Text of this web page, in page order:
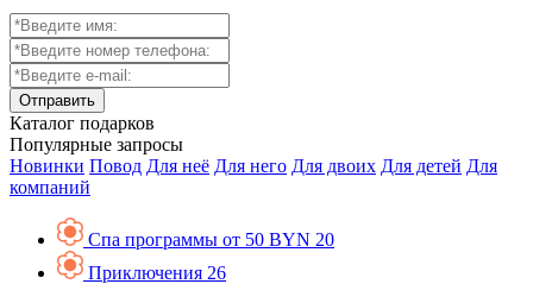
Каталог подарков
Популярные запросы
Новинки Повод Для неё Для него Для двоих Для детей Для
компаний
Спа программы от 50 BYN 20
Приключения 26